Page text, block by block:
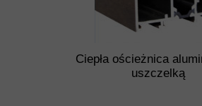
Ciepła ościeżnica
uszczelką